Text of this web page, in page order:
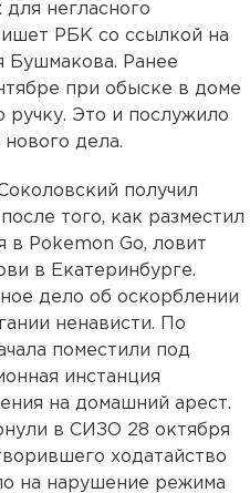
негласного
РБК со ссылкой на
Бушмакова. Ранее
при обыске в доме
Это и послужило
дела.
получил
того, как разместил
в Pokemon Go, ловит
в Екатеринбурге.
дело об оскорблении
ненависти. По
поместили под
инстанция
на домашний арест.
в СИЗО 28 октября
ходатайство
на нарушение режима